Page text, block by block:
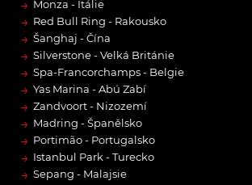
→ Monza - Itálie
→ Red Bull Ring - Rakousko
→ Šanghaj - Čína
→ Silverstone - Velká Británie
→ Spa-Francorchamps - Belgie
→ Yas Marina - Abú Zabí
→ Zandvoort - Nizozemí
→ Madring - Španělsko
→ Portimão - Portugalsko
→ Istanbul Park - Turecko
→ Sepang - Malajsie